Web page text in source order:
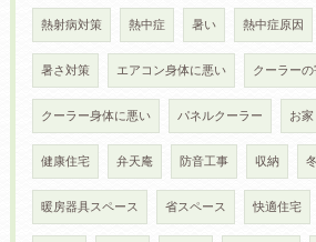
熱射病対策 熱中症 暑い 熱中症原因
暑さ対策 エアコン身体に悪い クーラー
クーラー身体に悪い パネルクーラー お家
健康住宅 弁天庵 防音工事 収納
暖房器具スペース 省スペース 快適住宅